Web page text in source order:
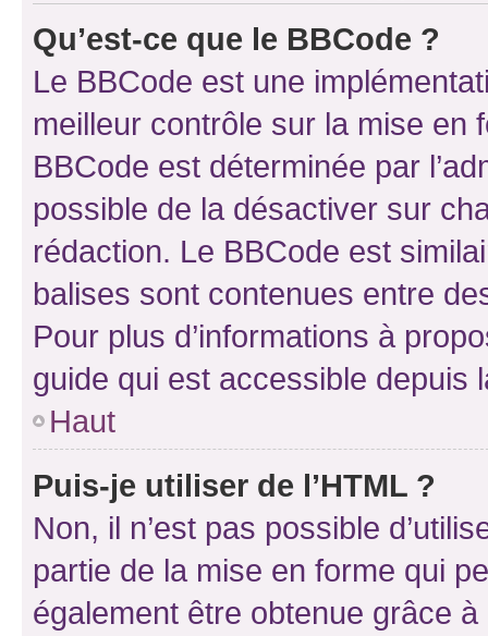
Qu’est-ce que le BBCode ?
Le BBCode est une
meilleur contrôle sur la mise en
BBCode est déterminée par
possible de la désactiver sur
rédaction. Le BBCode est
balises sont contenues entre
Pour plus d’informations à
guide qui est accessible depuis
Haut
Puis-je utiliser de l’HTML ?
Non, il n’est pas possible
partie de la mise en forme qui
également être obtenue grâce à